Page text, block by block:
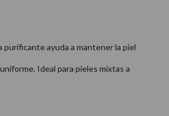
purificante ayuda a mantener la piel
Ideal para pieles mixtas a